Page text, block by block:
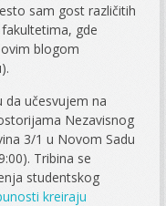
sam gost različitih
gde
blogom
da učesvujem na
Nezavisnog
3/1 u Novom Sadu
Tribina se
studentskog
kreiraju